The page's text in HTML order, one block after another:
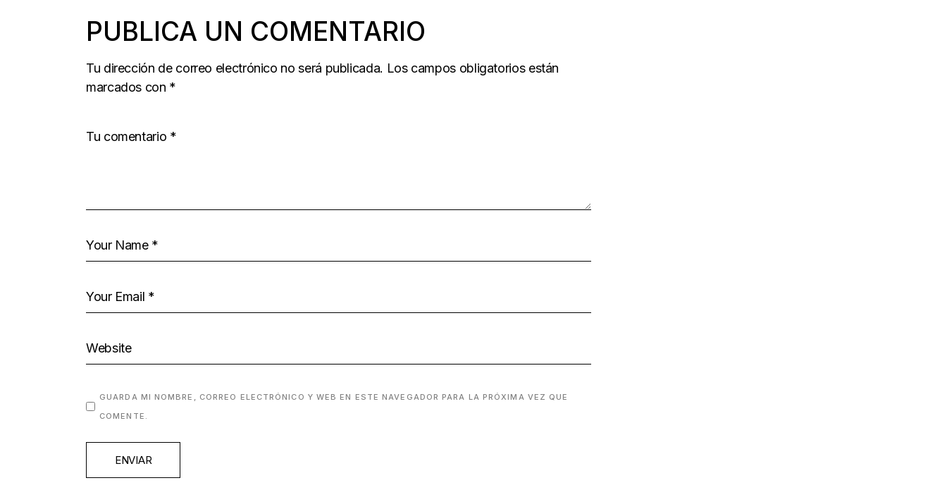
PUBLICA UN COMENTARIO
Tu dirección de correo electrónico no será publicada. Los campos obligatorios están
marcados con *
GUARDA MI NOMBRE, CORREO ELECTRÓNICO Y WEB EN ESTE NAVEGADOR PARA LA PRÓXIMA VEZ QUE
COMENTE.
ENVIAR